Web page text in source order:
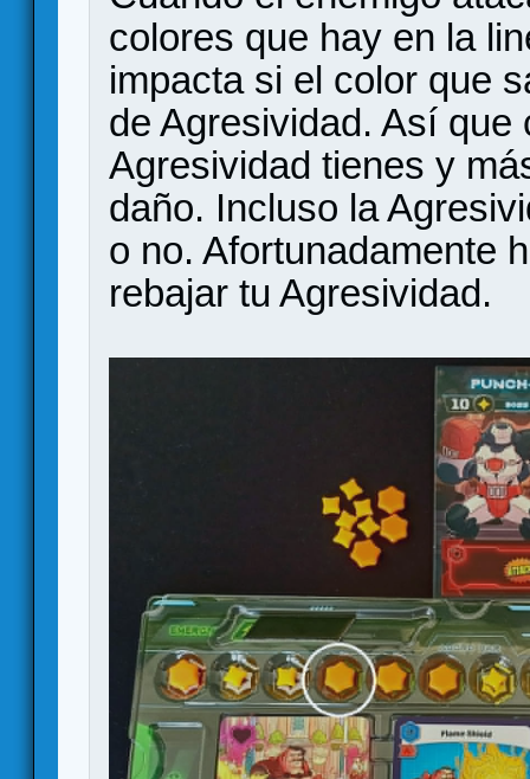
colores que hay en la
impacta si el color que
de Agresividad. Así
Agresividad tienes y
daño. Incluso la
o no. Afortunadamente
rebajar tu Agresividad.